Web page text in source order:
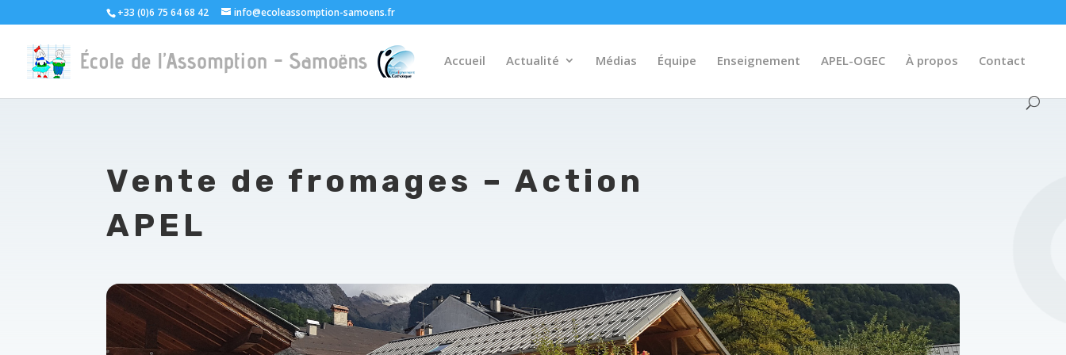
+33 (0)6 75 64 68 42 info@ecoleassomption-samoens.fr
Accueil Actualité Médias Équipe Enseignement APEL-OGEC À propos Contact
Vente de fromages – Action
APEL